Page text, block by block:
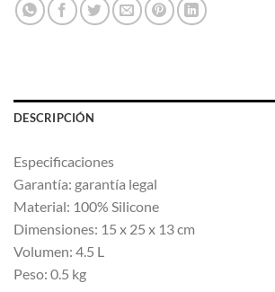
DESCRIPCIÓN
Especificaciones
Garantía: garantía legal
Material: 100% Silicone
Dimensiones: 15 x 25 x 13 cm
Volumen: 4.5 L
Peso: 0.5 kg